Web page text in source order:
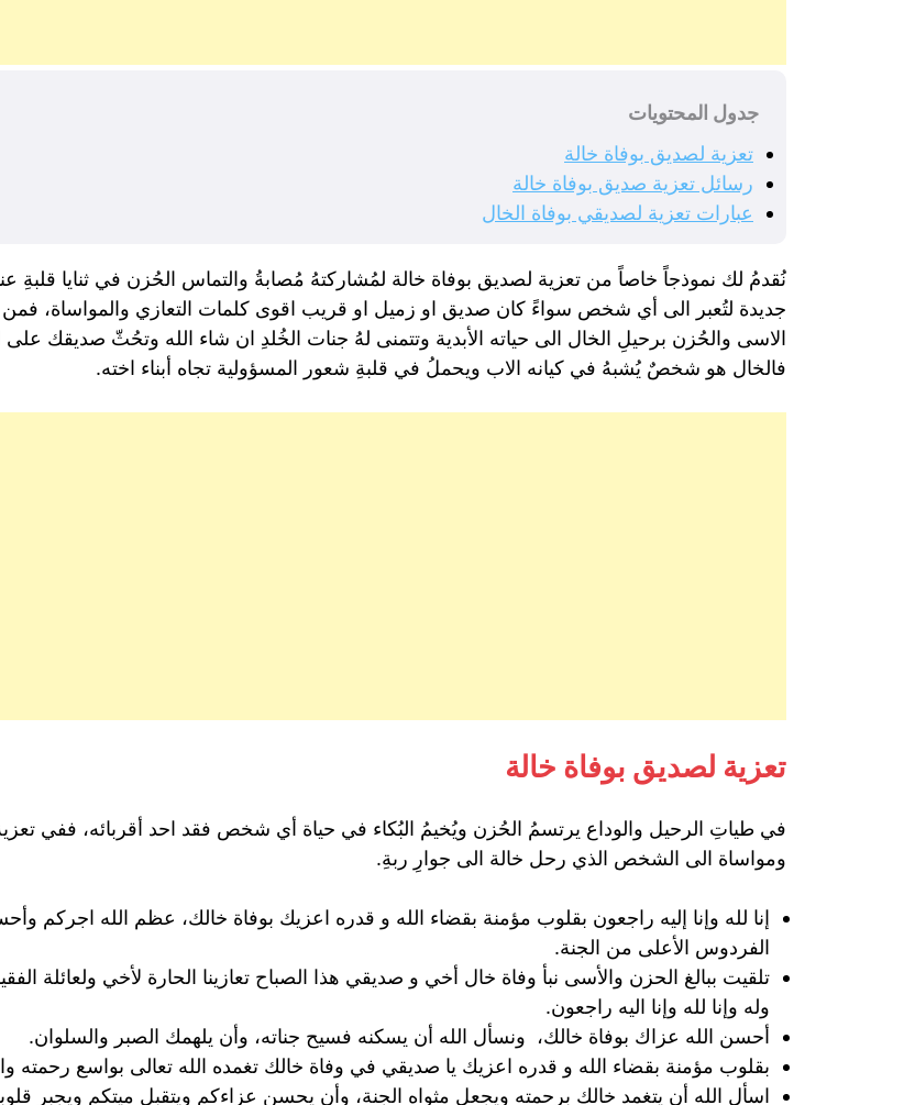
جدول المحتويات
تعزية لصديق بوفاة خالة
رسائل تعزية صديق بوفاة خالة
عبارات تعزية لصديقي بوفاة الخال
نُقدمُ لك نموذجاً خاصاً من تعزية لصديق بوفاة خالة لمُشاركتهُ مُصابةُ والتماس الحُزن في ثنايا قلبةِ
جديدة لتُعبر الى أي شخص سواءً كان صديق او زميل او قريب اقوى كلمات التعازي والمواساة،
الاسى والحُزن برحيلِ الخال الى حياته الأبدية وتتمنى لهُ جنات الخُلدِ ان شاء الله وتحُثّ صديقك
فالخال هو شخصٌ يُشبهُ في كيانه الاب ويحملُ في قلبةِ شعور المسؤولية تجاه أبناء اخته.
تعزية لصديق بوفاة خالة
في طياتِ الرحيل والوداع يرتسمُ الحُزن ويُخيمُ البُكاء في حياة أي شخص فقد احد أقربائه، ففي
ومواساة الى الشخص الذي رحل خالة الى جوارِ ربةِ.
إنا لله وإنا إليه راجعون بقلوب مؤمنة بقضاء الله و قدره اعزيك بوفاة خالك، عظم الله اجركم
الفردوس الأعلى من الجنة.
تلقيت ببالغ الحزن والأسى نبأ وفاة خال أخي و صديقي هذا الصباح تعازينا الحارة لأخي ولعائلة
وله وإنا لله وإنا اليه راجعون.
أحسن الله عزاك بوفاة خالك، ونسأل الله أن يسكنه فسيح جناته، وأن يلهمك الصبر والسلوان.
بقلوب مؤمنة بقضاء الله و قدره اعزيك يا صديقي في وفاة خالك تغمده الله تعالى بواسع
اسأل الله أن يتغمد خالك برحمته ويجعل مثواه الجنة، وأن يحسن عزاءكم ويتقبل ميتكم ويجبر